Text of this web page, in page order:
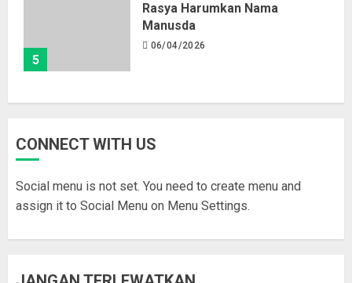
5
Rasya Harumkan Nama
Manusda
06/04/2026
CONNECT WITH US
Social menu is not set. You need to create menu and
assign it to Social Menu on Menu Settings.